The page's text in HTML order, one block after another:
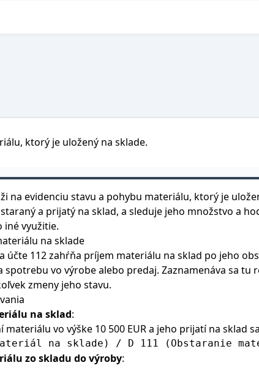
ktorý je uložený na sklade.
na evidenciu stavu a pohybu materiálu, ktorý je
a prijatý na sklad, a sleduje jeho množstvo a
iné využitie.
na sklade
účte 112 zahŕňa príjem materiálu na sklad po jeho
spotrebu vo výrobe alebo predaj. Zaznamenáva sa
zmeny jeho stavu.
na sklad:
materiálu vo výške 10 500 EUR a jeho prijatí na sklad
na sklade) / D 111 (Obstaranie
zo skladu do výroby: